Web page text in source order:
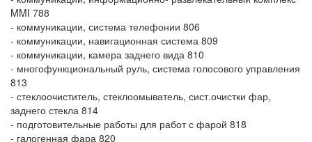
MMI 788
- коммуникации, система телефонии 806
- коммуникации, навигационная система 809
- коммуникации, камера заднего вида 810
- многофункциональный руль, система голосового управления
813
- стеклоочиститель, стеклоомыватель, сист.очистки фар,
заднего стекла 814
- подготовительные работы для работ с фарой 818
- галогенная фара 820